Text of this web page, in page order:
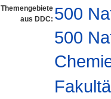
Themengebiete
aus DDC: 500
500